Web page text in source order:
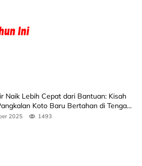
Naik Lebih Cepat dari Bantuan: Kisah
Koto Baru Bertahan di Tengah
2025 1493